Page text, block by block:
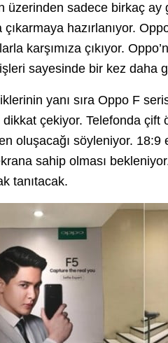
üzerinden sadece birkaç
hazırlanıyor.
karşımıza çıkıyor.
sayesinde bir kez daha
yanı sıra Oppo F
dikkat çekiyor. Telefonda
oluşacağı söyleniyor.
sahip olması
tanıtacak.